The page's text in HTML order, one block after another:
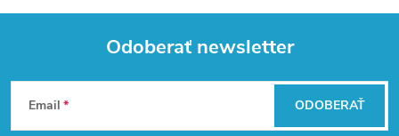
Z
Odoberať newsletter
Email ODOBERAŤ